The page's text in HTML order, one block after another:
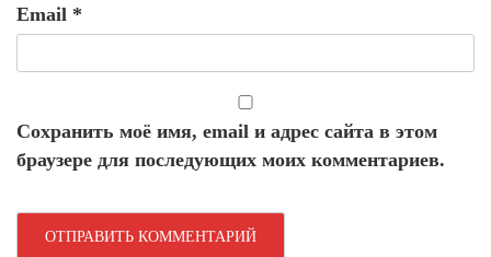
Email *
Сохранить моё имя, email и адрес сайта в этом
браузере для последующих моих комментариев.